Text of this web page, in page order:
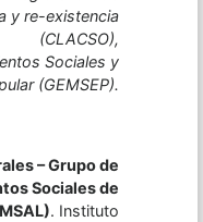
y re-existencia
(CLACSO),
Sociales y
(GEMSEP).
– Grupo de
Sociales de
. Instituto